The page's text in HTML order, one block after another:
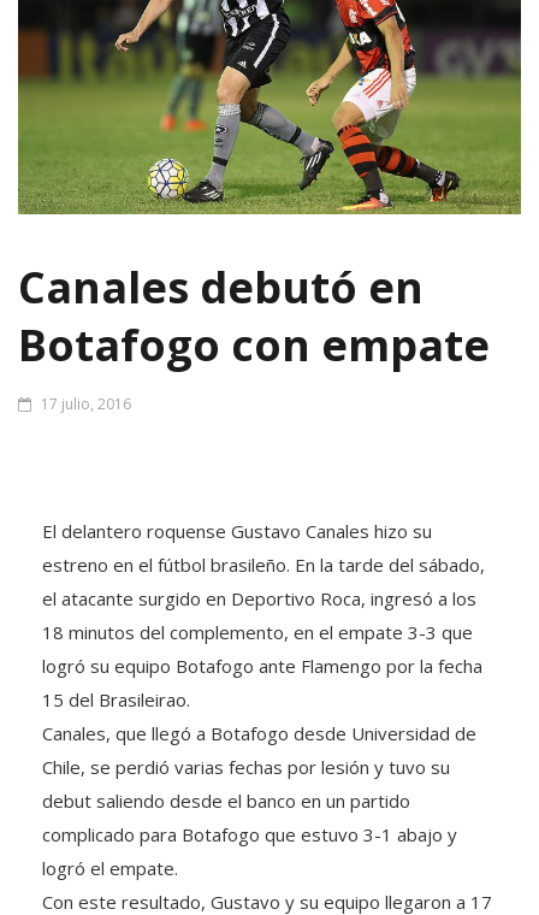
Canales debutó en
Botafogo con empate
17 julio, 2016
El delantero roquense Gustavo Canales hizo su
estreno en el fútbol brasileño. En la tarde del sábado,
el atacante surgido en Deportivo Roca, ingresó a los
18 minutos del complemento, en el empate 3-3 que
logró su equipo Botafogo ante Flamengo por la fecha
15 del Brasileirao.
Canales, que llegó a Botafogo desde Universidad de
Chile, se perdió varias fechas por lesión y tuvo su
debut saliendo desde el banco en un partido
complicado para Botafogo que estuvo 3-1 abajo y
logró el empate.
Con este resultado, Gustavo y su equipo llegaron a 17